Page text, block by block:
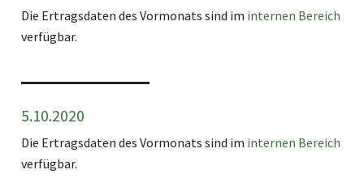
Die Ertragsdaten des Vormonats sind im internen Bereich
verfügbar.
5.10.2020
Die Ertragsdaten des Vormonats sind im internen Bereich
verfügbar.